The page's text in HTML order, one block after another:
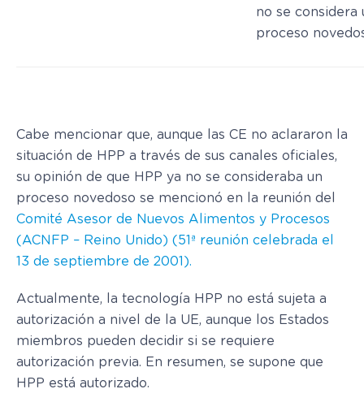
no se considera
proceso
Cabe mencionar que, aunque las CE no aclararon la
situación de HPP a través de sus canales oficiales,
su opinión de que HPP ya no se consideraba un
proceso novedoso se mencionó en la reunión del
Comité Asesor de Nuevos Alimentos y Procesos
(ACNFP – Reino Unido) (51ª reunión celebrada el
13 de septiembre de 2001).
Actualmente, la tecnología HPP no está sujeta a
autorización a nivel de la UE, aunque los Estados
miembros pueden decidir si se requiere
autorización previa. En resumen, se supone que
HPP está autorizado.